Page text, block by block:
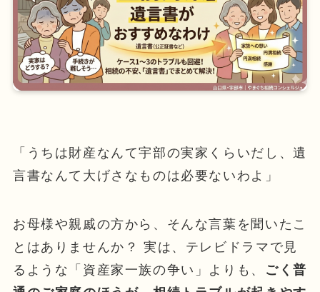
「うちは財産なんて宇部の実家くらいだし、遺
言書なんて大げさなものは必要ないわよ」
お母様や親戚の方から、そんな言葉を聞いたこ
とはありませんか？ 実は、テレビドラマで見
るような「資産家一族の争い」よりも、
ごく普